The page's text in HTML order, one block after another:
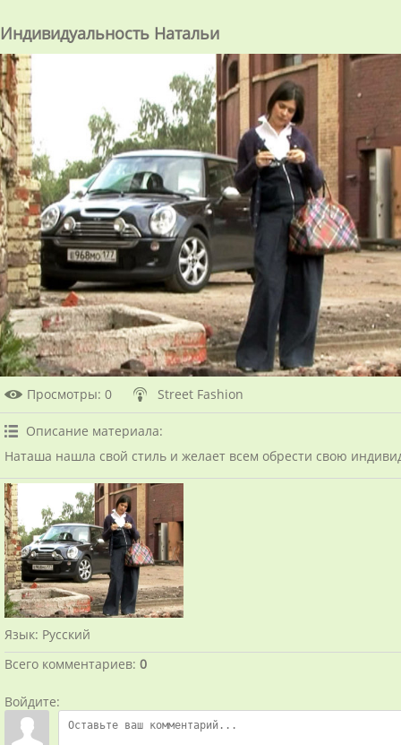
Индивидуальность Натальи
Просмотры: 0 Street Fashion
Описание материала:
Наташа нашла свой стиль и желает всем обрести свою
Язык: Русский
Всего комментариев: 0
Войдите: